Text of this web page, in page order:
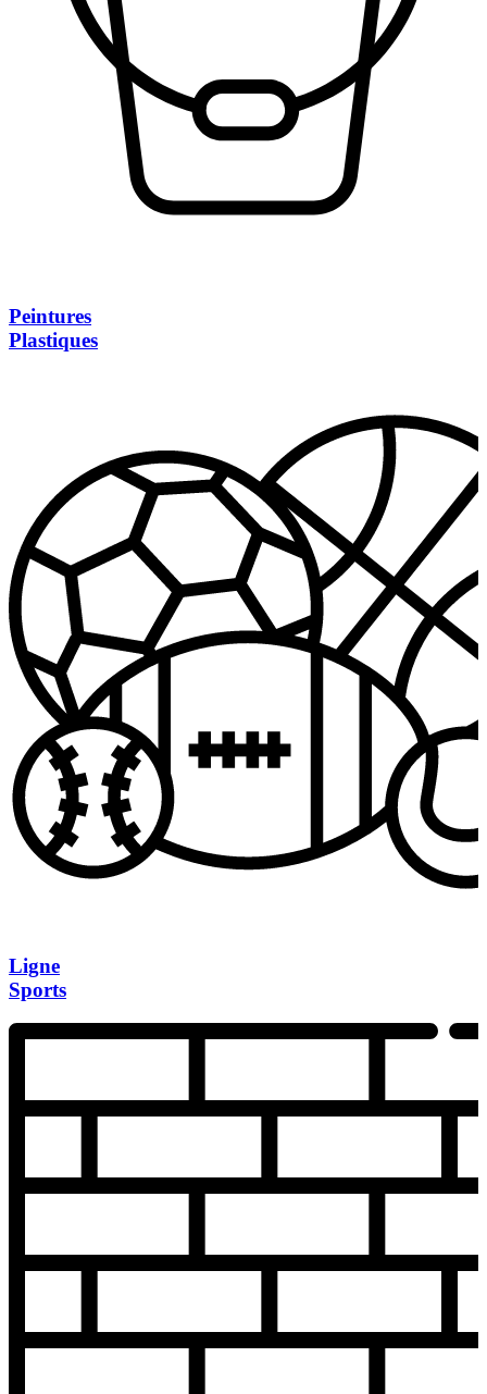
Peintures
Plastiques
Ligne
Sports